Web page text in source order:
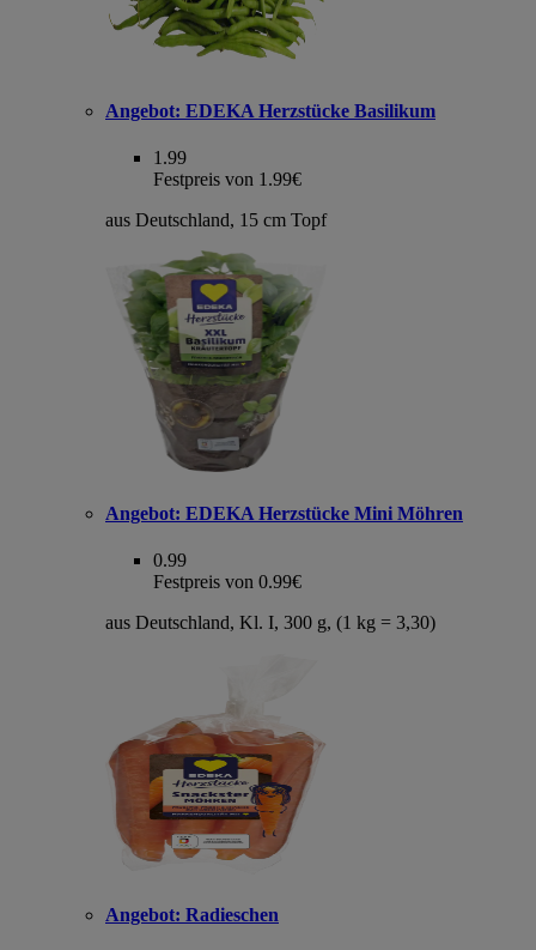
Angebot: EDEKA Herzstücke Basilikum
1.99
Festpreis von 1.99€
aus Deutschland, 15 cm Topf
Angebot: EDEKA Herzstücke Mini Möhren
0.99
Festpreis von 0.99€
aus Deutschland, Kl. I, 300 g, (1 kg = 3,30)
Angebot: Radieschen